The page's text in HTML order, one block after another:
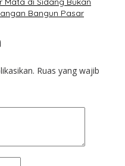
Bangun Pasar
Ruas yang wajib